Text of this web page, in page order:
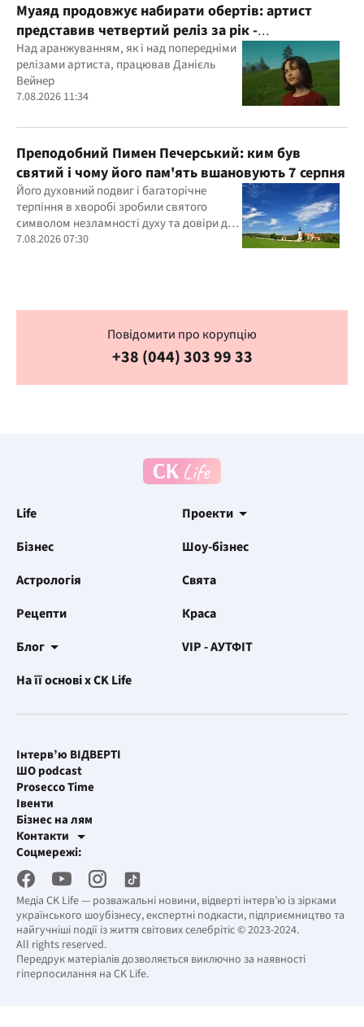
Муаяд продовжує набирати обертів: артист
представив четвертий реліз за рік -
кінематографічну баладу "Ти одна"
Над аранжуванням, як і над попередніми
релізами артиста, працював Данієль
Вейнер
7.08.2026 11:34
Преподобний Пимен Печерський: ким був
святий і чому його пам'ять вшановують 7 серпня
Його духовний подвиг і багаторічне
терпіння в хворобі зробили святого
символом незламності духу та довіри до
Бога
7.08.2026 07:30
Повідомити про корупцію
+38 (044) 303 99 33
Life
Проекти
Бізнес
Шоу-бізнес
Астрологія
Свята
Рецепти
Краса
Блог
VIP - АУТФІТ
На її основі x CK Life
Медіа CK Life — розважальні новини, відверті інтерв’ю із зірками
українського шоубізнесу, експертні подкасти, підприємництво та
найгучніші події із життя світових селебрітіс © 2023-2024.
All rights reserved.
Передрук матеріалів дозволяється виключно за наявності
гіперпосилання на CK Life.
Інтерв’ю ВІДВЕРТІ
ШО podcast
Prosecco Time
Івенти
Бізнес на лям
Контакти
Рекламні інтеграції
Робоча пошта
Соцмережі: